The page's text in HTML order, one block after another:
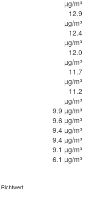
µg/m³
12.9
µg/m³
12.4
µg/m³
12.0
µg/m³
11.7
µg/m³
11.2
µg/m³
9.9 µg/m³
9.6 µg/m³
9.4 µg/m³
9.4 µg/m³
9.1 µg/m³
6.1 µg/m³